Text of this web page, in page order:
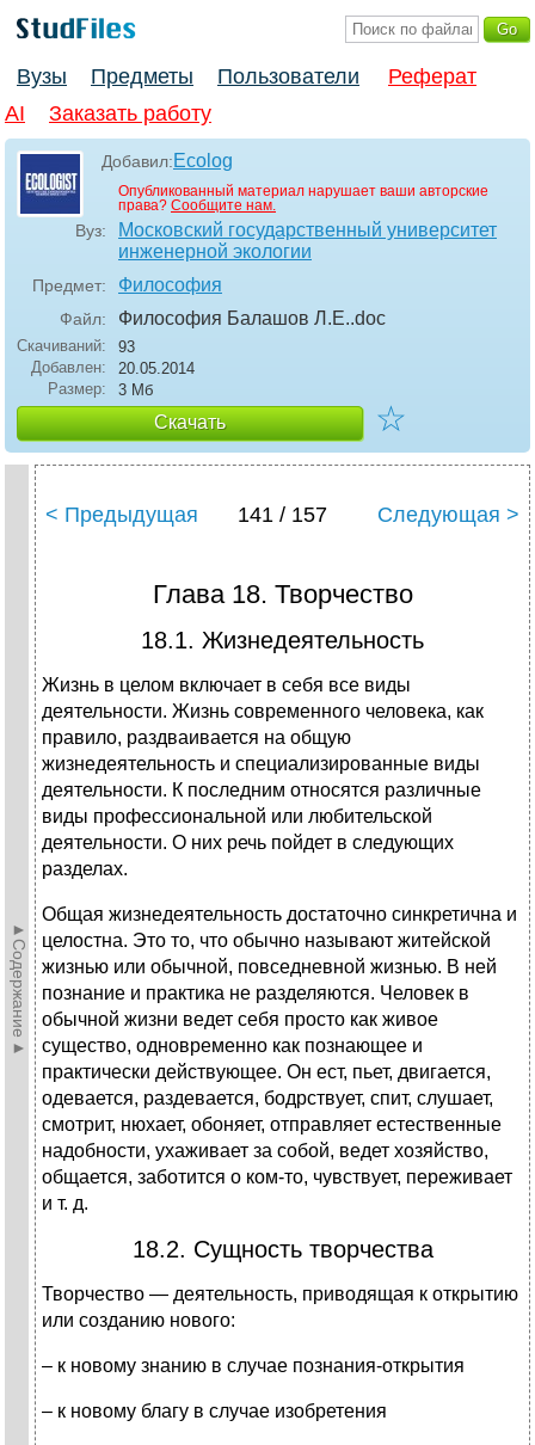
Вузы Предметы Пользователи
Реферат
AI
Заказать работу
Добавил:Ecolog
Опубликованный материал нарушает ваши авторские
права? Сообщите нам.
Вуз:
Московский государственный университет
инженерной экологии
Предмет: Философия
Файл: Философия Балашов Л.Е..doc
Скачиваний:
93
Добавлен:
20.05.2014
Размер:
3 Мб
Скачать ☆
►Содержание►
< Предыдущая 141 / 157 Следующая >
Глава 18. Творчество
18.1. Жизнедеятельность
Жизнь в целом включает в себя все виды
деятельности. Жизнь современного человека, как
правило, раздваивается на общую
жизнедеятельность и специализированные виды
деятельности. К последним относятся различные
виды профессиональной или любительской
деятельности. О них речь пойдет в следующих
разделах.
Общая жизнедеятельность достаточно синкретична и
целостна. Это то, что обычно называют житейской
жизнью или обычной, повседневной жизнью. В ней
познание и практика не разделяются. Человек в
обычной жизни ведет себя просто как живое
существо, одновременно как познающее и
практически действующее. Он ест, пьет, двигается,
одевается, раздевается, бодрствует, спит, слушает,
смотрит, нюхает, обоняет, отправляет естественные
надобности, ухаживает за собой, ведет хозяйство,
общается, заботится о ком-то, чувствует, переживает
и т. д.
18.2. Сущность творчества
Творчество — деятельность, приводящая к открытию
или созданию нового:
– к новому знанию в случае познания-открытия
– к новому благу в случае изобретения